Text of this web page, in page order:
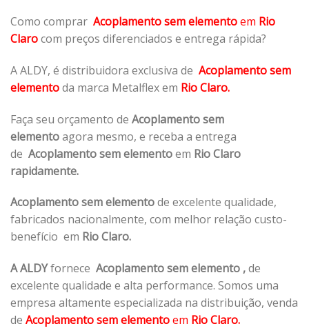
Como comprar Acoplamento sem elementoem Rio
Clarocom preços diferenciados e entrega rápida?
A ALDY, é distribuidora exclusiva de Acoplamento sem
elementoda marca Metalflex em Rio Claro.
Faça seu orçamento de Acoplamento sem
elementoagora mesmo, e receba a entrega
de Acoplamento sem elementoem Rio Claro
rapidamente.
Acoplamento sem elementode excelente qualidade,
fabricados nacionalmente, com melhor relação custo-
benefício em Rio Claro.
A ALDYfornece Acoplamento sem elemento ,de
excelente qualidade e alta performance. Somos uma
empresa altamente especializada na distribuição, venda
de Acoplamento sem elementoem Rio Claro.